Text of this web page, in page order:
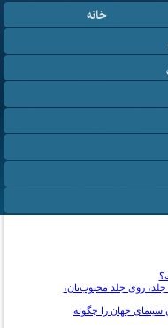
خانه
جلد، روی جلد محبوب‌تان،
سینمای جهان را چگونه